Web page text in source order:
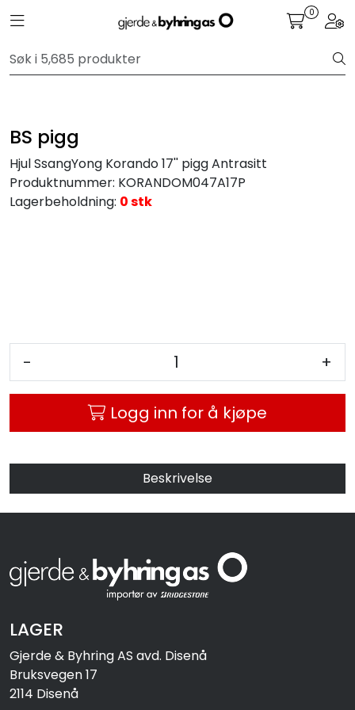
Toggle navigation 0
BS pigg
Hjul SsangYong Korando 17'' pigg Antrasitt
Produktnummer: KORANDOM047A17P
Lagerbeholdning: 0 stk
- +
Logg inn for å kjøpe
Beskrivelse
LAGER
Gjerde & Byhring AS avd. Disenå
Bruksvegen 17
2114 Disenå
Personbil
Felger
Lastebil
Tilbudstorget